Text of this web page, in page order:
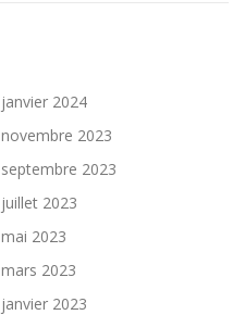
janvier 2024
novembre 2023
septembre 2023
juillet 2023
mai 2023
mars 2023
janvier 2023